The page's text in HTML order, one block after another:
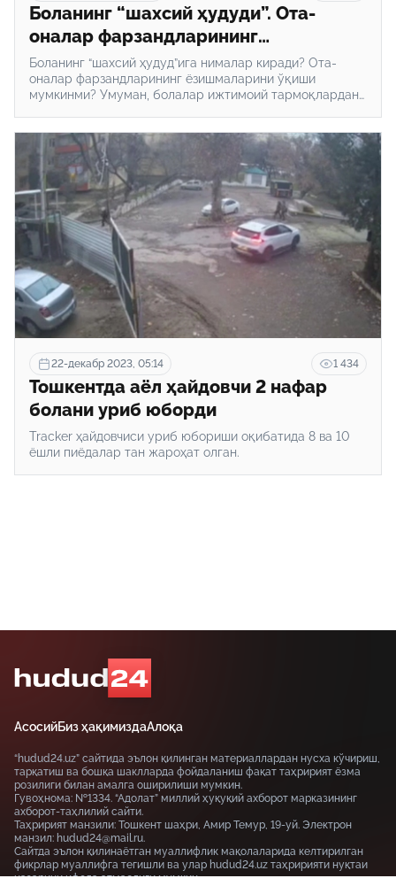
Боланинг “шахсий ҳудуди”. Ота-
оналар фарзандларининг
ёзишмаларини ўқиши мумкинми?
Боланинг “шахсий ҳудуд”ига нималар киради? Ота-
оналар фарзандларининг ёзишмаларини ўқиши
мумкинми? Умуман, болалар ижтимоий тармоқлардан
22-декабр 2023, 05:14 1 434
Тошкентда аёл ҳайдовчи 2 нафар
болани уриб юборди
Tracker ҳайдовчиси уриб юбориши оқибатида 8 ва 10
ёшли пиёдалар тан жароҳат олган.
АсосийБиз ҳақимиздаАлоқа
“hudud24.uz” сайтида эълон қилинган материаллардан нусха кўчириш,
тарқатиш ва бошқа шаклларда фойдаланиш фақат таҳририят ёзма
розилиги билан амалга оширилиши мумкин.
Гувоҳнома: №1334. “Адолат” миллий ҳуқуқий ахборот марказининг
ахборот-таҳлилий сайти.
Таҳририят манзили: Тошкент шаҳри, Амир Темур, 19-уй. Электрон
манзил: hudud24@mail.ru.
Сайтда эълон қилинаётган муаллифлик мақолаларида келтирилган
фикрлар муаллифга тегишли ва улар hudud24.uz таҳририяти нуқтаи
назарини ифода этмаслиги мумкин.